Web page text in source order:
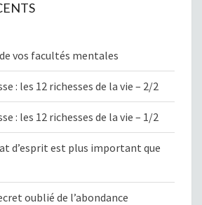
vos facultés mentales
: les 12 richesses de la vie – 2/2
: les 12 richesses de la vie – 1/2
d’esprit est plus important que
oublié de l’abondance